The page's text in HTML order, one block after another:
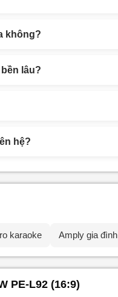
không?
lâu?
hệ?
karaoke Amply gia đình
PE-L92 (16:9)